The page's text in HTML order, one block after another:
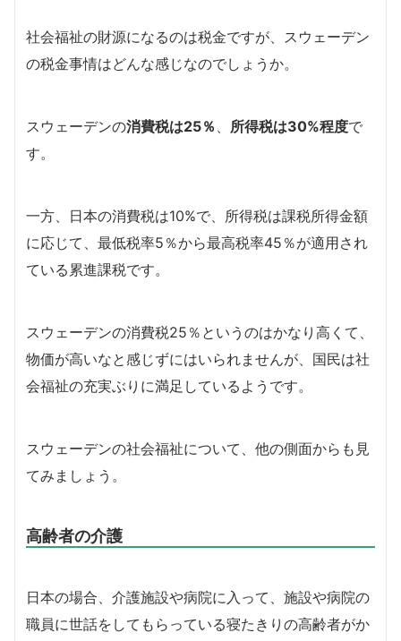
社会福祉の財源になるのは税金ですが、スウェーデン
の税金事情はどんな感じなのでしょうか。
スウェーデンの消費税は25％ 、 所得税は30%程度で
す。
一方、日本の消費税は10%で、所得税は課税所得金額
に応じて、最低税率5％から最高税率45％が適用され
ている累進課税です。
スウェーデンの消費税25％というのはかなり高くて、
物価が高いなと感じずにはいられませんが、国民は社
会福祉の充実ぶりに満足しているようです。
スウェーデンの社会福祉について、他の側面からも見
てみましょう。
高齢者の介護
日本の場合、介護施設や病院に入って、施設や病院の
職員に世話をしてもらっている寝たきりの高齢者がか